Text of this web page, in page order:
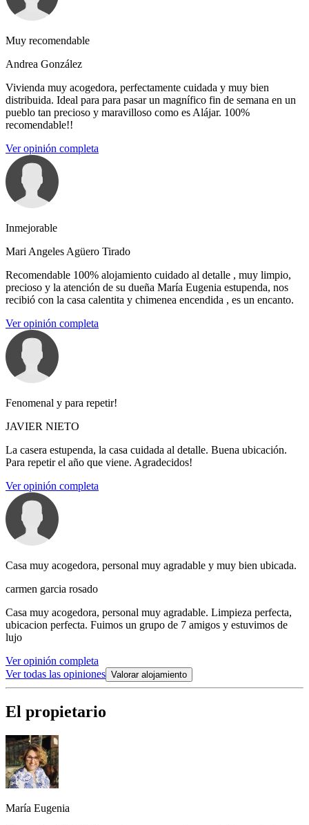
Muy recomendable
Andrea González
Vivienda muy acogedora, perfectamente cuidada y muy bien
distribuida. Ideal para para pasar un magnífico fin de semana en un
pueblo tan precioso y maravilloso como es Alájar. 100%
recomendable!!
Ver opinión completa
Inmejorable
Mari Angeles Agüero Tirado
Recomendable 100% alojamiento cuidado al detalle , muy limpio,
precioso y la atención de su dueña María Eugenia estupenda, nos
recibió con la casa calentita y chimenea encendida , es un encanto.
Ver opinión completa
Fenomenal y para repetir!
JAVIER NIETO
La casera estupenda, la casa cuidada al detalle. Buena ubicación.
Para repetir el año que viene. Agradecidos!
Ver opinión completa
Casa muy acogedora, personal muy agradable y muy bien ubicada.
carmen garcia rosado
Casa muy acogedora, personal muy agradable. Limpieza perfecta,
ubicacion perfecta. Fuimos un grupo de 7 amigos y estuvimos de
lujo
Ver opinión completa
Ver todas las opiniones Valorar alojamiento
El propietario
María Eugenia